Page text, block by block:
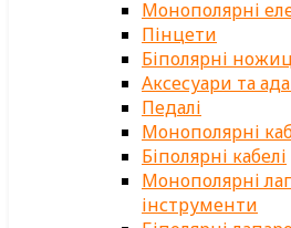
Монополярні
Пінцети
Біполярні
Аксесуари та
Педалі
Монополярні
Біполярні кабелі
Монополярні
інструменти